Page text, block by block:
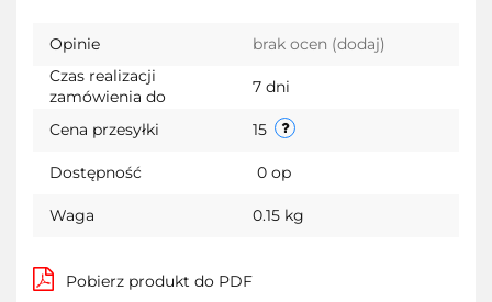
Opinie brak ocen (dodaj)
Czas realizacji
zamówienia do
7 dni
Cena przesyłki 15
Dostępność 0 op
Waga 0.15 kg
Pobierz produkt do PDF